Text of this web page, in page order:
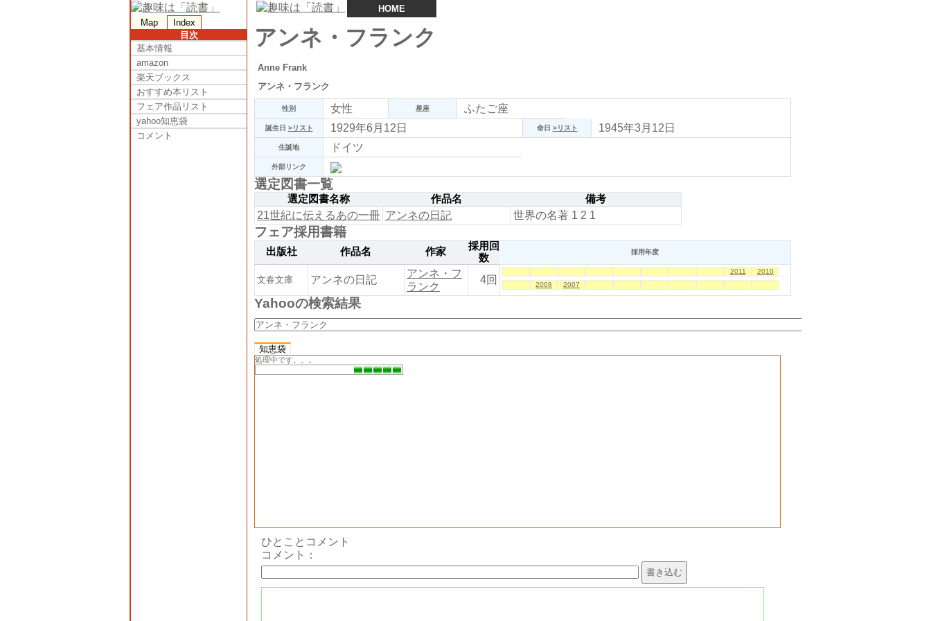
Map
Index
目次
基本情報
amazon
楽天ブックス
おすすめ本リスト
フェア作品リスト
yahoo知恵袋
コメント
HOME
アンネ・フランク
Anne Frank
アンネ・フランク
性別 女性 星座 ふたご座
誕生日 >リスト 1929年6月12日 命日 >リスト 1945年3月12日
生誕地 ドイツ
外部リンク
選定図書一覧
選定図書名称 作品名 備考
21世紀に伝えるあの一冊 アンネの日記 世界の名著 1 2 1
フェア採用書籍
出版社 作品名 作家
採用回
数
採用年度
文春文庫 アンネの日記
アンネ・フ
ランク
4回
2011
2010
2008
2007
Yahooの検索結果
知恵袋
処理中です。。。
ひとことコメント
コメント：